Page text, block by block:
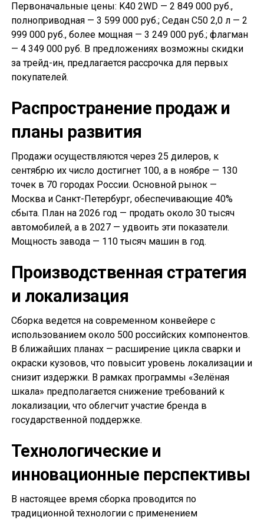
Первоначальные цены: K40 2WD — 2 849 000 руб.,
полноприводная — 3 599 000 руб.; Седан С50 2,0 л — 2
999 000 руб., более мощная — 3 249 000 руб.; флагман
— 4 349 000 руб. В предложениях возможны скидки
за трейд-ин, предлагается рассрочка для первых
покупателей.
Распространение продаж и
планы развития
Продажи осуществляются через 25 дилеров, к
сентябрю их число достигнет 100, а в ноябре — 130
точек в 70 городах России. Основной рынок —
Москва и Санкт-Петербург, обеспечивающие 40%
сбыта. План на 2026 год — продать около 30 тысяч
автомобилей, а в 2027 — удвоить эти показатели.
Мощность завода — 110 тысяч машин в год.
Производственная стратегия
и локализация
Сборка ведется на современном конвейере с
использованием около 500 российских компонентов.
В ближайших планах — расширение цикла сварки и
окраски кузовов, что повысит уровень локализации и
снизит издержки. В рамках программы «Зелёная
шкала» предполагается снижение требований к
локализации, что облегчит участие бренда в
государственной поддержке.
Технологические и
инновационные перспективы
В настоящее время сборка проводится по
традиционной технологии с применением